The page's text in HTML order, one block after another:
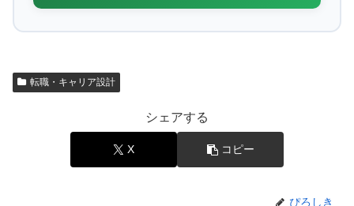
転職・キャリア設計
シェアする
X コピー
ぴろしき